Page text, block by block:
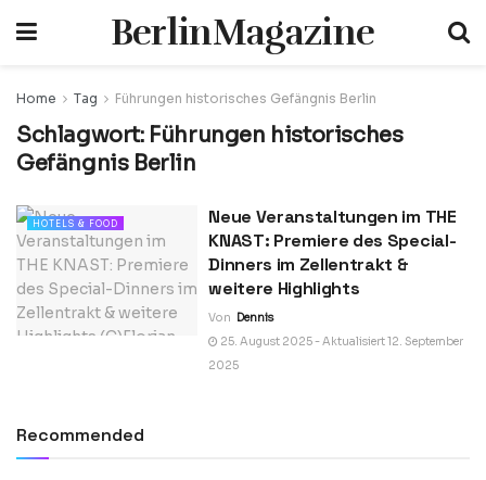
BerlinMagazine
Home Tag Führungen historisches Gefängnis Berlin
Schlagwort: Führungen historisches
Gefängnis Berlin
HOTELS & FOOD
Neue Veranstaltungen im THE
KNAST: Premiere des Special-
Dinners im Zellentrakt &
weitere Highlights
Von Dennis
25. August 2025 - Aktualisiert 12. September
2025
Recommended